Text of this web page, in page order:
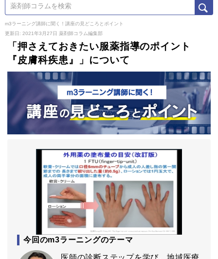
m3ラーニング講師に聞く！講座の見どころとポイント
更新日: 2021年3月27日 薬剤師コラム編集部
「押さえておきたい服薬指導のポイント
『皮膚科疾患』」について
今回のm3ラーニングのテーマ
医師の診断ステップを学び、地域医療